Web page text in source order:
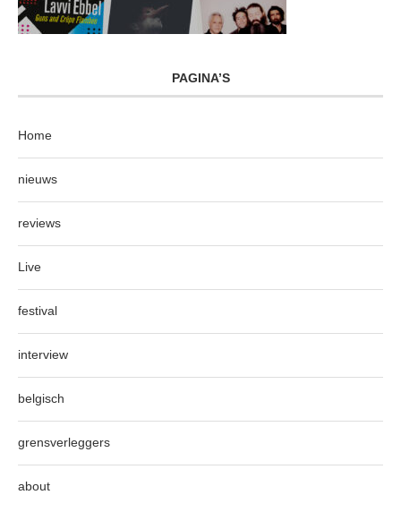
PAGINA’S
Home
nieuws
reviews
Live
festival
interview
belgisch
grensverleggers
about